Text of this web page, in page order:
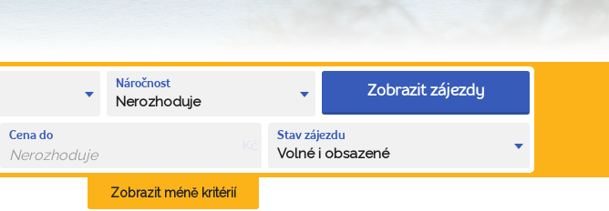
Náročnost
Nerozhoduje
Zobrazit zájezdy
Cena do Stav zájezdu
Volné i obsazené
Zobrazit méně kritérií